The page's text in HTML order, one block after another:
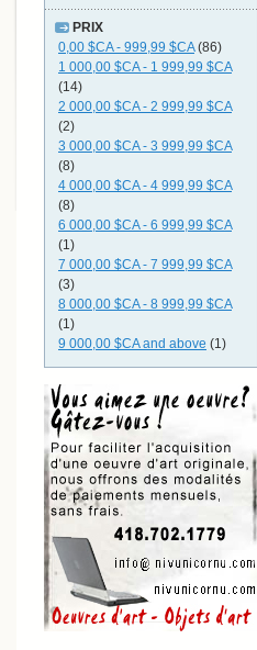
PRIX
0,00 $CA- 999,99 $CA(86)
1 000,00 $CA- 1 999,99 $CA
(14)
2 000,00 $CA- 2 999,99 $CA
(2)
3 000,00 $CA- 3 999,99 $CA
(8)
4 000,00 $CA- 4 999,99 $CA
(8)
6 000,00 $CA- 6 999,99 $CA
(1)
7 000,00 $CA- 7 999,99 $CA
(3)
8 000,00 $CA- 8 999,99 $CA
(1)
9 000,00 $CAand above (1)